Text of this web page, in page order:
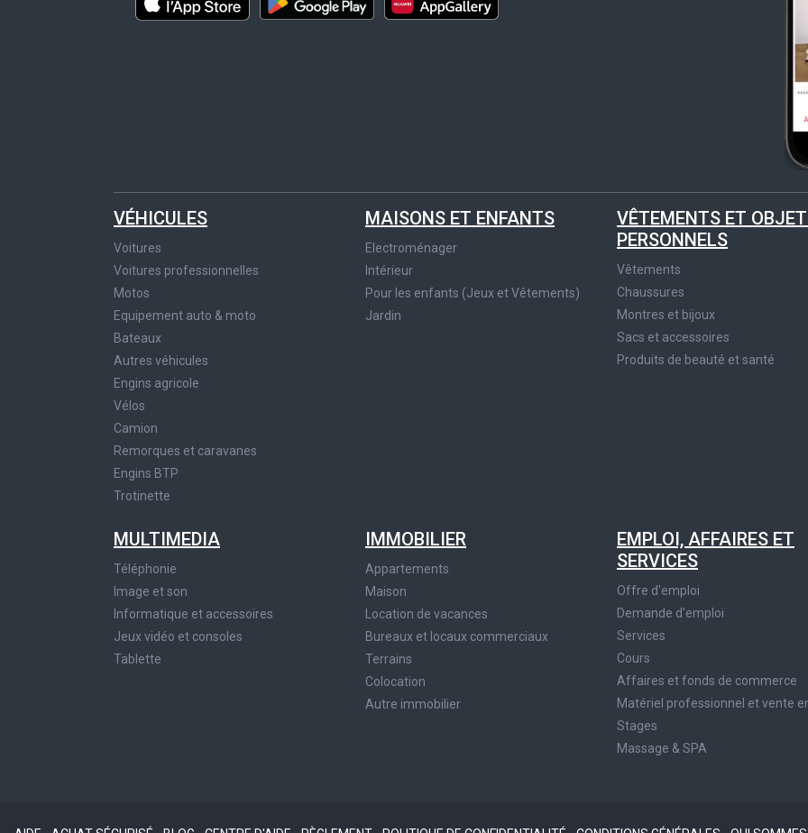
VÉHICULES
Voitures
Voitures professionnelles
Motos
Equipement auto & moto
Bateaux
Autres véhicules
Engins agricole
Vélos
Camion
Remorques et caravanes
Engins BTP
Trotinette
MAISONS ET ENFANTS
Electroménager
Intérieur
Pour les enfants (Jeux et Vêtements)
Jardin
VÊTEMENTS ET
PERSONNELS
Vêtements
Chaussures
Montres et bijoux
Sacs et accessoires
Produits de beauté et santé
MULTIMEDIA
Téléphonie
Image et son
Informatique et accessoires
Jeux vidéo et consoles
Tablette
IMMOBILIER
Appartements
Maison
Location de vacances
Bureaux et locaux commerciaux
Terrains
Colocation
Autre immobilier
EMPLOI, AFFAIRES ET
SERVICES
Offre d'emploi
Demande d'emploi
Services
Cours
Affaires et fonds de commerce
Matériel professionnel et vente
Stages
Massage & SPA